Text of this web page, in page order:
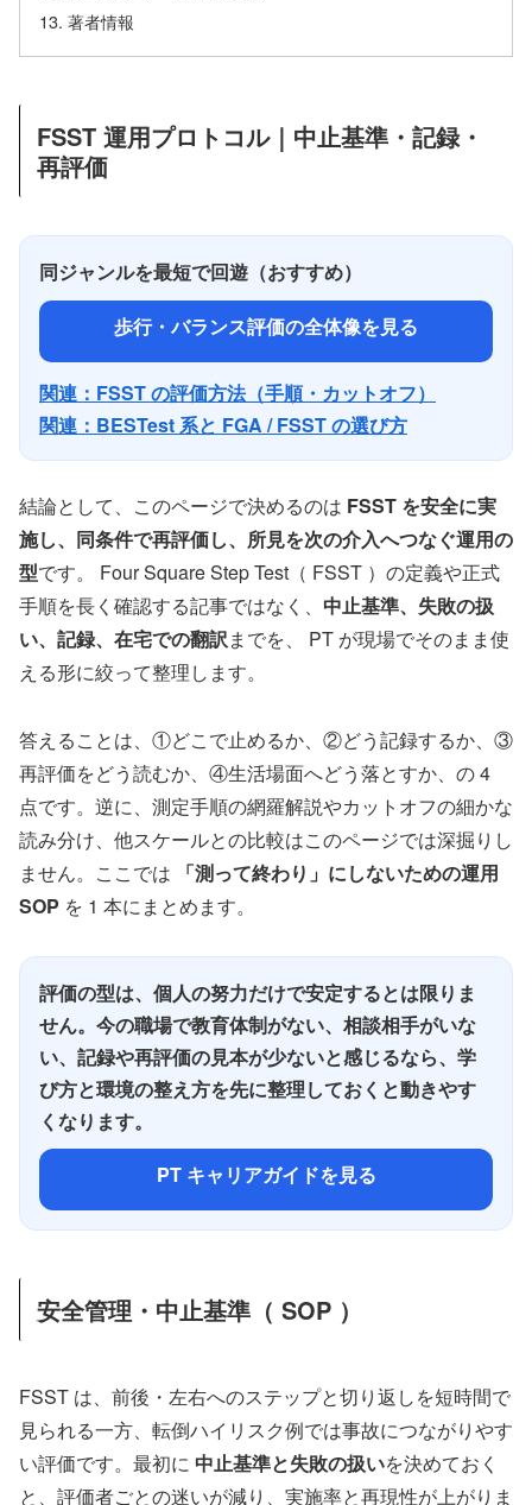
著者情報
FSST 運用プロトコル｜中止基準・記録・
再評価
同ジャンルを最短で回遊（おすすめ）
歩行・バランス評価の全体像を見る
関連：FSST の評価方法（手順・カットオフ）
関連：BESTest 系と FGA / FSST の選び方
結論として、このページで決めるのは FSST を安全に実
施し、同条件で再評価し、所見を次の介入へつなぐ運用の
型です。 Four Square Step Test（ FSST ）の定義や正式
手順を長く確認する記事ではなく、 中止基準、失敗の扱
い、記録、在宅での翻訳までを、 PT が現場でそのまま使
える形に絞って整理します。
答えることは、①どこで止めるか、②どう記録するか、③
再評価をどう読むか、④生活場面へどう落とすか、の 4
点です。逆に、測定手順の網羅解説やカットオフの細かな
読み分け、他スケールとの比較はこのページでは深掘りし
ません。ここでは
「測って終わり」にしないための運用
SOP を 1 本にまとめます。
評価の型は、個人の努力だけで安定するとは限りま
せん。今の職場で教育体制がない、相談相手がいな
い、記録や再評価の見本が少ないと感じるなら、学
び方と環境の整え方を先に整理しておくと動きやす
くなります。
PT キャリアガイドを見る
安全管理・中止基準（ SOP ）
FSST は、前後・左右へのステップと切り返しを短時間で
見られる一方、転倒ハイリスク例では事故につながりやす
い評価です。最初に 中止基準と失敗の扱いを決めておく
と、評価者ごとの迷いが減り、実施率と再現性が上がりま